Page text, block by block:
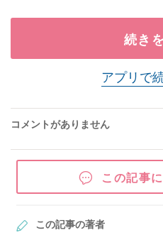
続き
アプリで
コメントがありません
この記事
この記事の著者